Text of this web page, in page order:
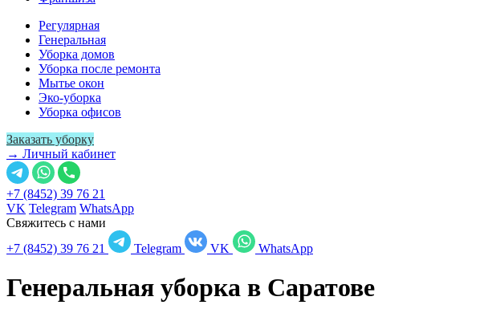
Регулярная
Генеральная
Уборка домов
Уборка после ремонта
Мытье окон
Эко-уборка
Уборка офисов
Заказать уборку
→ Личный кабинет
+7 (8452) 39 76 21
VK Telegram WhatsApp
Свяжитесь с нами
+7 (8452) 39 76 21
Telegram VK WhatsApp
Генеральная уборка в Саратове